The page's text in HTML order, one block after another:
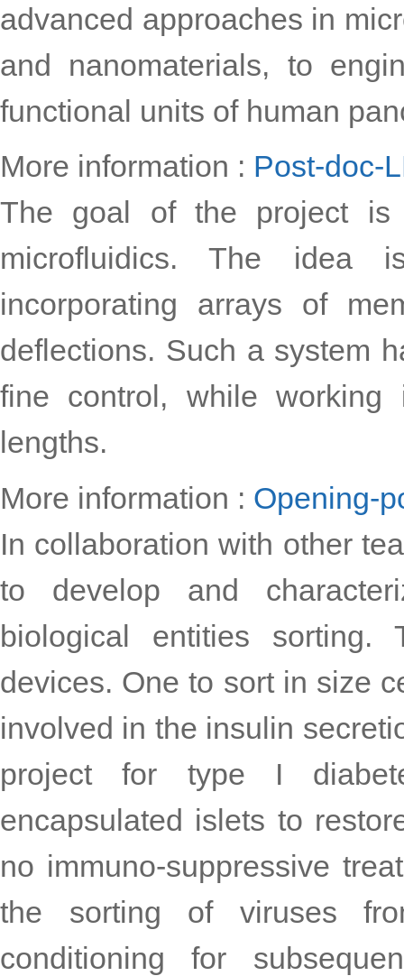
advanced approaches in
and nanomaterials, to
functional units of human
More information : Post-doc-
The goal of the project
microfluidics. The idea
incorporating arrays of
deflections. Such a system
fine control, while
lengths.
More information : Opening-
In collaboration with other
to develop and
biological entities
devices. One to sort in size
involved in the insulin
project for type I
encapsulated islets to
no immuno-suppressive
the sorting of viruses
conditioning for